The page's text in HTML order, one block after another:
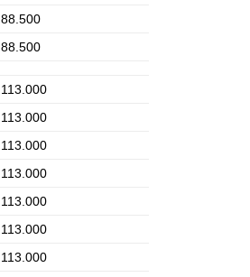
88.500
88.500
113.000
113.000
113.000
113.000
113.000
113.000
113.000